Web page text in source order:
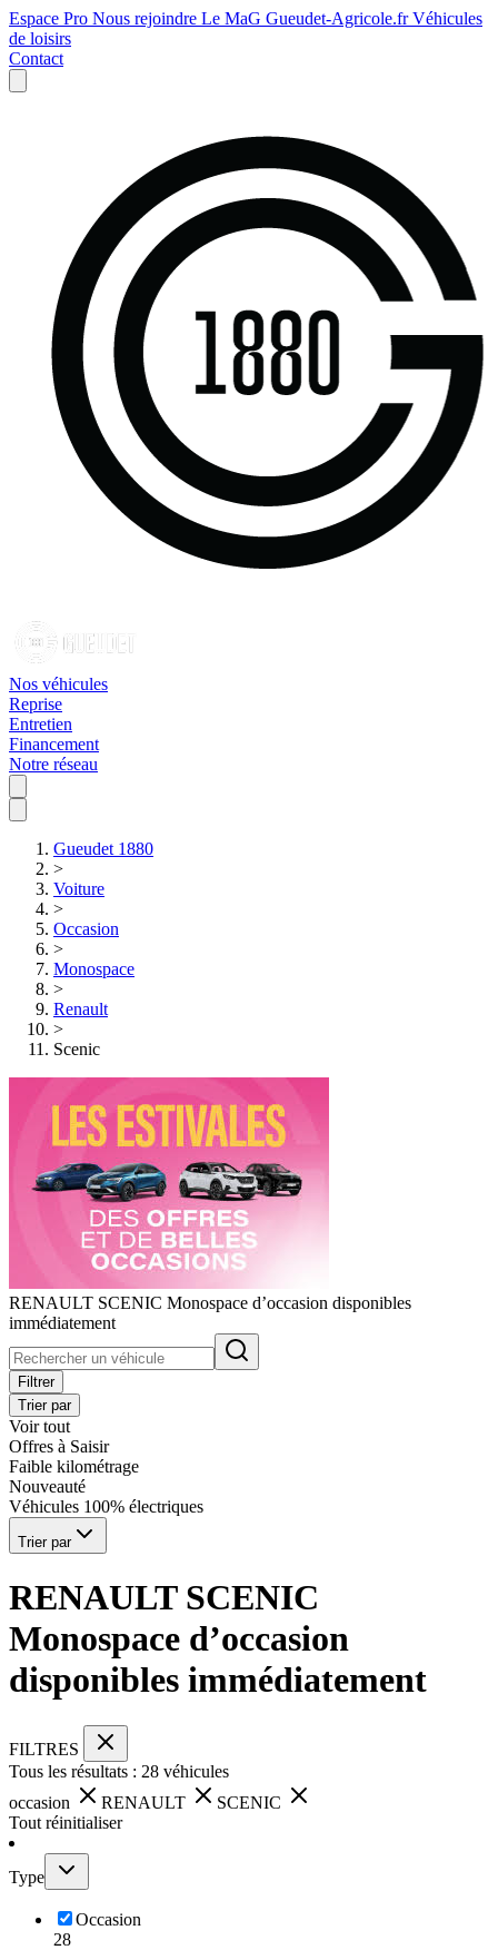
Espace Pro Nous rejoindre Le MaG Gueudet-Agricole.frVéhicules
de loisirs
Contact
Nos véhicules
Reprise
Entretien
Financement
Notre réseau
Gueudet 1880
>
Voiture
>
Occasion
>
Monospace
>
Renault
>
Scenic
RENAULT SCENIC Monospace d’occasion disponibles
immédiatement
Filtrer
Trier par
Voir tout
Offres à Saisir
Faible kilométrage
Nouveauté
Véhicules 100% électriques
Trier par
RENAULT SCENIC
Monospace d’occasion
disponibles immédiatement
FILTRES
Tous les résultats : 28 véhicules
occasion
RENAULT
SCENIC
Tout réinitialiser
Type
Occasion
28